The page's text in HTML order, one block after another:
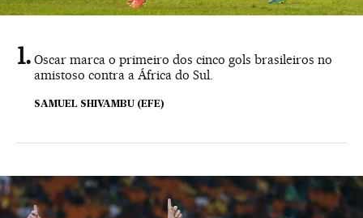
Oscar marca o primeiro dos cinco gols brasileiros no
amistoso contra a África do Sul.
SAMUEL SHIVAMBU (EFE)